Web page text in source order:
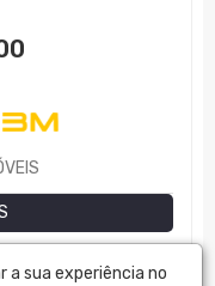
a sua experiência no